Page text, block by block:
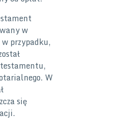
w
przypadku,
W
się